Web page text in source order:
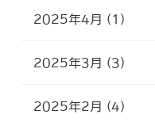
2025年4月 (1)
2025年3月 (3)
2025年2月 (4)